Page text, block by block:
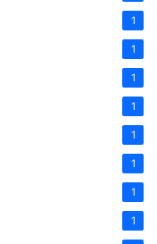
1
1
1
1
1
1
1
1